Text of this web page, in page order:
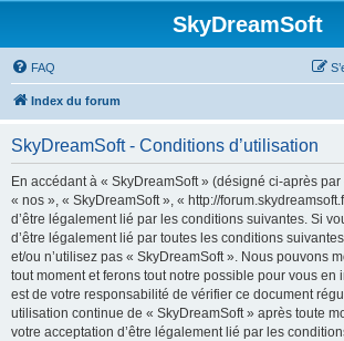
SkyDreamSoft
FAQ
Index du forum
SkyDreamSoft - Conditions d’utilisation
En accédant à « SkyDreamSoft » (désigné ci-après
« nos », « SkyDreamSoft », « http://
d’être légalement lié par les conditions suivantes. Si
d’être légalement lié par toutes les conditions
et/ou n’utilisez pas « SkyDreamSoft ». Nous pouvons
tout moment et ferons tout notre possible pour vous en
est de votre responsabilité de vérifier ce document
utilisation continue de « SkyDreamSoft » après toute
votre acceptation d’être légalement lié par les